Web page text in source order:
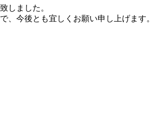
しました。
、今後とも宜しくお願い申し上げます。